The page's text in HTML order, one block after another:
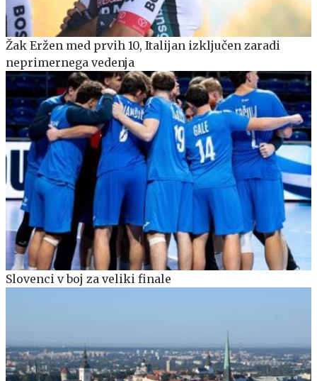
Žak Eržen med prvih 10, Italijan izključen zaradi
neprimernega vedenja
Slovenci v boj za veliki finale